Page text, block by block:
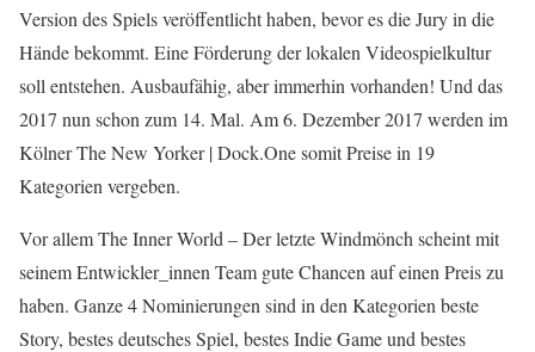
Version des Spiels veröffentlicht haben, bevor es die Jury in die
Hände bekommt. Eine Förderung der lokalen Videospielkultur
soll entstehen. Ausbaufähig, aber immerhin vorhanden! Und das
2017 nun schon zum 14. Mal. Am 6. Dezember 2017 werden im
Kölner The New Yorker | Dock.One somit Preise in 19
Kategorien vergeben.
Vor allem The Inner World – Der letzte Windmönch scheint mit
seinem Entwickler_innen Team gute Chancen auf einen Preis zu
haben. Ganze 4 Nominierungen sind in den Kategorien beste
Story, bestes deutsches Spiel, bestes Indie Game und bestes